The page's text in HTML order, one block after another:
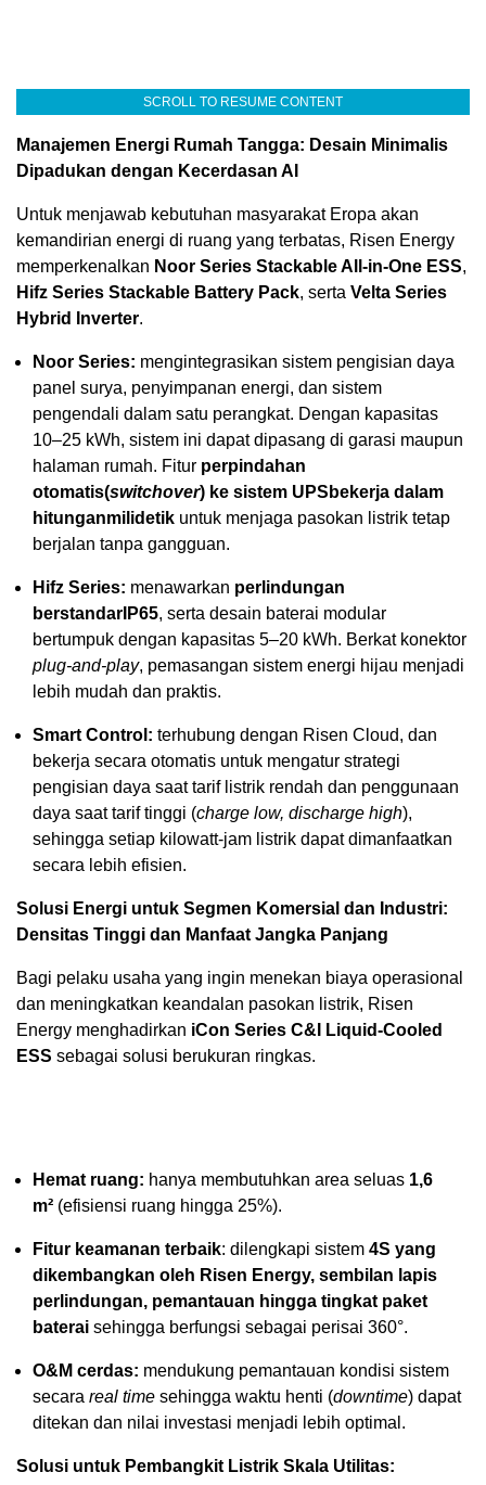
SCROLL TO RESUME CONTENT
Manajemen Energi Rumah Tangga: Desain Minimalis
Dipadukan dengan Kecerdasan AI
Untuk menjawab kebutuhan masyarakat Eropa akan
kemandirian energi di ruang yang terbatas, Risen Energy
memperkenalkan Noor Series Stackable All-in-One ESS,
Hifz Series Stackable Battery Pack, serta Velta Series
Hybrid Inverter.
Noor Series: mengintegrasikan sistem pengisian daya
panel surya, penyimpanan energi, dan sistem
pengendali dalam satu perangkat. Dengan kapasitas
10–25 kWh, sistem ini dapat dipasang di garasi maupun
halaman rumah. Fitur perpindahan
otomatis(switchover) ke sistem UPS bekerja dalam
hitunganmilidetik untuk menjaga pasokan listrik tetap
berjalan tanpa gangguan.
Hifz Series: menawarkan perlindungan
berstandar IP65, serta desain baterai modular
bertumpuk dengan kapasitas 5–20 kWh. Berkat konektor
plug-and-play, pemasangan sistem energi hijau menjadi
lebih mudah dan praktis.
Smart Control: terhubung dengan Risen Cloud, dan
bekerja secara otomatis untuk mengatur strategi
pengisian daya saat tarif listrik rendah dan penggunaan
daya saat tarif tinggi (charge low, discharge high),
sehingga setiap kilowatt-jam listrik dapat dimanfaatkan
secara lebih efisien.
Solusi Energi untuk Segmen Komersial dan Industri:
Densitas Tinggi dan Manfaat Jangka Panjang
Bagi pelaku usaha yang ingin menekan biaya operasional
dan meningkatkan keandalan pasokan listrik, Risen
Energy menghadirkan iCon Series C&I Liquid-Cooled
ESS sebagai solusi berukuran ringkas.
Hemat ruang: hanya membutuhkan area seluas 1,6
m² (efisiensi ruang hingga 25%).
Fitur keamanan terbaik: dilengkapi sistem 4S yang
dikembangkan oleh Risen Energy, sembilan lapis
perlindungan, pemantauan hingga tingkat paket
baterai sehingga berfungsi sebagai perisai 360°.
O&M cerdas: mendukung pemantauan kondisi sistem
secara real time sehingga waktu henti (downtime) dapat
ditekan dan nilai investasi menjadi lebih optimal.
Solusi untuk Pembangkit Listrik Skala Utilitas: